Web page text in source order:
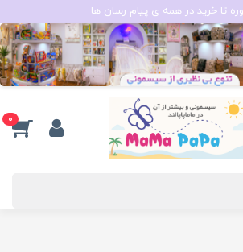
تا خرید در همه ی پیام رسان ها
0